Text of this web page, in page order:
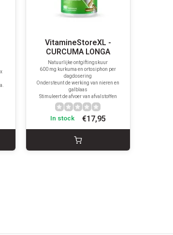
VitamineStoreXL -
CURCUMA LONGA
Natuurlijke ontgiftingskuur
600 mg kurkuma en ortosiphon per
dagdosering
Ondersteunt de werking van nieren en
galblaas
Stimuleert de afvoer van afvalstoffen
€17,95
In stock